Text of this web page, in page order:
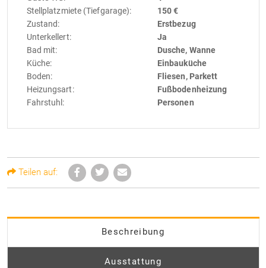
Stellplatzmiete (Tiefgarage):
150 €
Zustand:
Erstbezug
Unterkellert:
Ja
Bad mit:
Dusche, Wanne
Küche:
Einbauküche
Boden:
Fliesen, Parkett
Heizungsart:
Fußbodenheizung
Fahrstuhl:
Personen
Teilen auf:
Beschreibung
Ausstattung